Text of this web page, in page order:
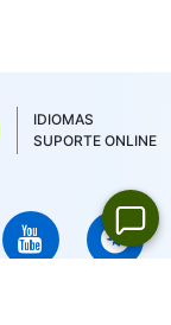
apenas 1
IDIOMAS
SUPORTE ONLINE